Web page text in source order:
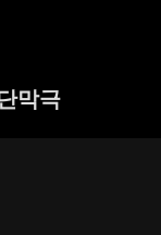
막극